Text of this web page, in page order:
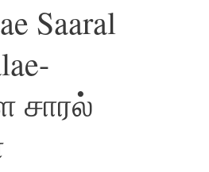
Saaral
சாரல்